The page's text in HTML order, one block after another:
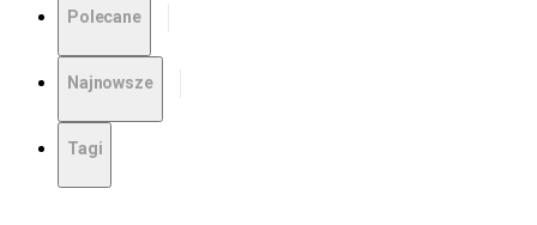
Polecane
Najnowsze
Tagi